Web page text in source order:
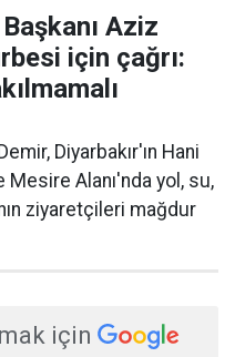
Aziz
için çağrı:
Diyarbakır'ın Hani
Alanı'nda yol, su,
ziyaretçileri mağdur
için